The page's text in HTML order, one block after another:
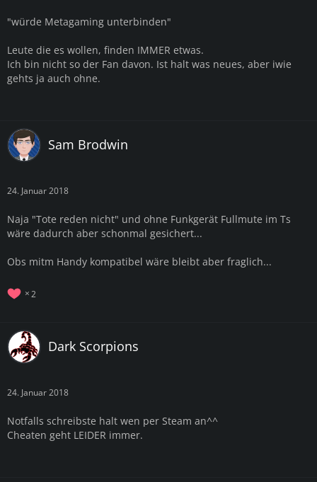
"würde Metagaming unterbinden"
Leute die es wollen, finden IMMER etwas.
Ich bin nicht so der Fan davon. Ist halt was neues, aber iwie
gehts ja auch ohne.
Sam Brodwin
24. Januar 2018
Naja "Tote reden nicht" und ohne Funkgerät Fullmute im Ts
wäre dadurch aber schonmal gesichert...
Obs mitm Handy kompatibel wäre bleibt aber fraglich...
2
Dark Scorpions
24. Januar 2018
Notfalls schreibste halt wen per Steam an^^
Cheaten geht LEIDER immer.